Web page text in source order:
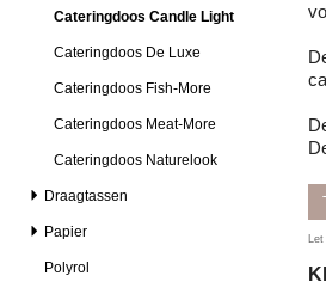
Cateringdoos Candle Light
Cateringdoos De Luxe
Cateringdoos Fish-More
Cateringdoos Meat-More
Cateringdoos Naturelook
Draagtassen
Papier
Polyrol